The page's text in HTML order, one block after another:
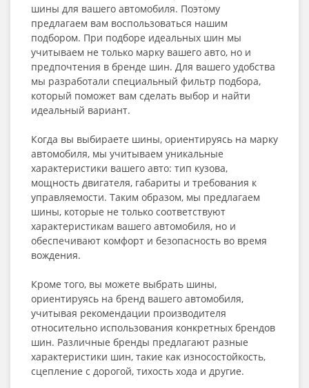
шины для вашего автомобиля. Поэтому
предлагаем вам воспользоваться нашим
подбором. При подборе идеальных шин мы
учитываем не только марку вашего авто, но и
предпочтения в бренде шин. Для вашего удобства
мы разработали специальный фильтр подбора,
который поможет вам сделать выбор и найти
идеальный вариант.
Когда вы выбираете шины, ориентируясь на марку
автомобиля, мы учитываем уникальные
характеристики вашего авто: тип кузова,
мощность двигателя, габариты и требования к
управляемости. Таким образом, мы предлагаем
шины, которые не только соответствуют
характеристикам вашего автомобиля, но и
обеспечивают комфорт и безопасность во время
вождения.
Кроме того, вы можете выбрать шины,
ориентируясь на бренд вашего автомобиля,
учитывая рекомендации производителя
относительно использования конкретных брендов
шин. Различные бренды предлагают разные
характеристики шин, такие как износостойкость,
сцепление с дорогой, тихость хода и другие.